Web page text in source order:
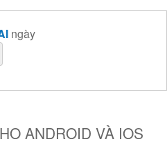
ngày
ANDROID VÀ IOS